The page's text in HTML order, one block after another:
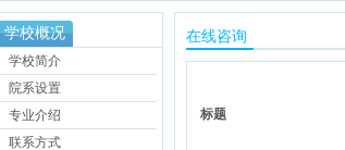
学校概况
学校简介
院系设置
专业介绍
联系方式
在线咨询
标题